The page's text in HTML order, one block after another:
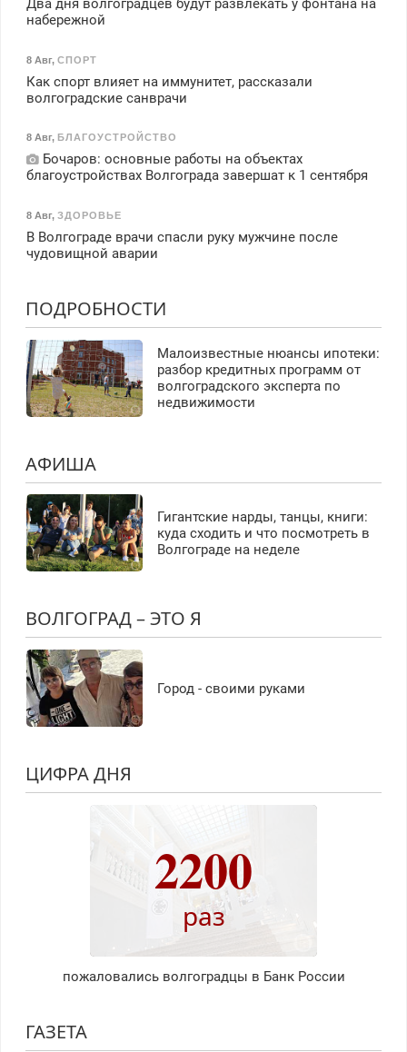
Два дня волгоградцев будут развлекать у фонтана на
набережной
8 Авг, СПОРТ
Как спорт влияет на иммунитет, рассказали
волгоградские санврачи
8 Авг, БЛАГОУСТРОЙСТВО
Бочаров: основные работы на объектах
благоустройствах Волгограда завершат к 1 сентября
8 Авг, ЗДОРОВЬЕ
В Волгограде врачи спасли руку мужчине после
чудовищной аварии
ПОДРОБНОСТИ
Малоизвестные нюансы ипотеки:
разбор кредитных программ от
волгоградского эксперта по
недвижимости
АФИША
Гигантские нарды, танцы, книги:
куда сходить и что посмотреть в
Волгограде на неделе
ВОЛГОГРАД – ЭТО Я
Город - своими руками
ЦИФРА ДНЯ
2200
раз
пожаловались волгоградцы в Банк России
ГАЗЕТА